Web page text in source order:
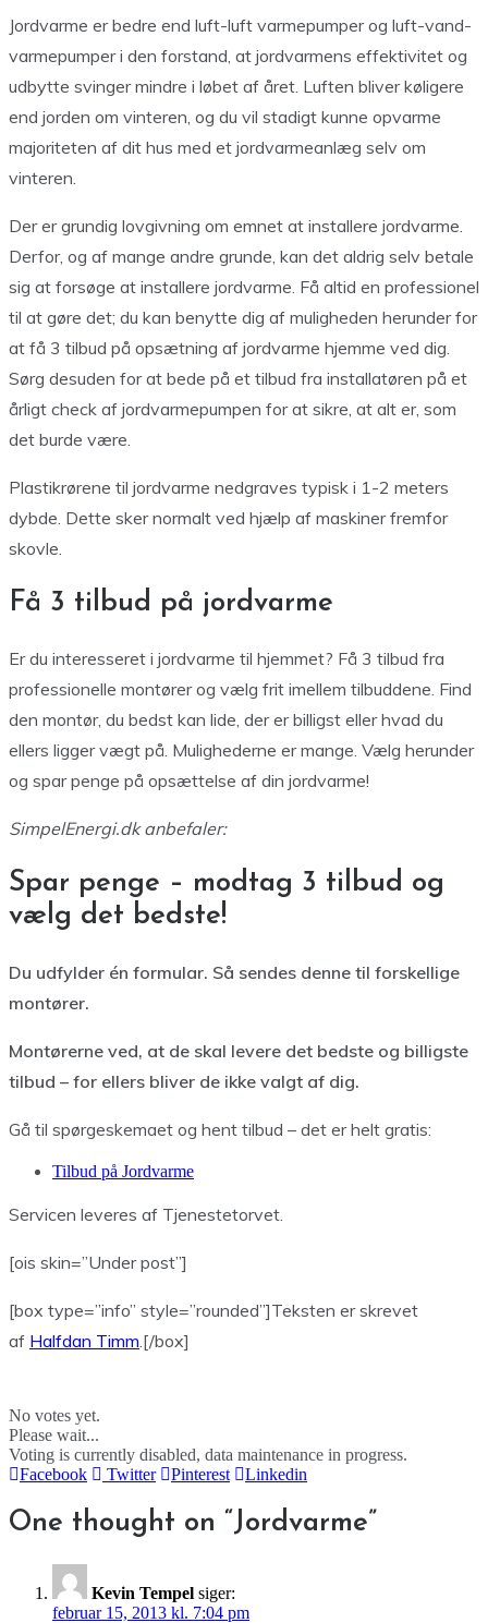
Jordvarme er bedre end luft-luft varmepumper og luft-vand-
varmepumper i den forstand, at jordvarmens effektivitet og
udbytte svinger mindre i løbet af året. Luften bliver køligere
end jorden om vinteren, og du vil stadigt kunne opvarme
majoriteten af dit hus med et jordvarmeanlæg selv om
vinteren.
Der er grundig lovgivning om emnet at installere jordvarme.
Derfor, og af mange andre grunde, kan det aldrig selv betale
sig at forsøge at installere jordvarme. Få altid en professionel
til at gøre det; du kan benytte dig af muligheden herunder for
at få 3 tilbud på opsætning af jordvarme hjemme ved dig.
Sørg desuden for at bede på et tilbud fra installatøren på et
årligt check af jordvarmepumpen for at sikre, at alt er, som
det burde være.
Plastikrørene til jordvarme nedgraves typisk i 1-2 meters
dybde. Dette sker normalt ved hjælp af maskiner fremfor
skovle.
Få 3 tilbud på jordvarme
Er du interesseret i jordvarme til hjemmet? Få 3 tilbud fra
professionelle montører og vælg frit imellem tilbuddene. Find
den montør, du bedst kan lide, der er billigst eller hvad du
ellers ligger vægt på. Mulighederne er mange. Vælg herunder
og spar penge på opsættelse af din jordvarme!
SimpelEnergi.dk anbefaler:
Spar penge – modtag 3 tilbud og
vælg det bedste!
Du udfylder én formular. Så sendes denne til forskellige
montører.
Montørerne ved, at de skal levere det bedste og billigste
tilbud – for ellers bliver de ikke valgt af dig.
Gå til spørgeskemaet og hent tilbud – det er helt gratis:
Tilbud på Jordvarme
Servicen leveres af Tjenestetorvet.
[ois skin=”Under post”]
[box type=”info” style=”rounded”]Teksten er skrevet
af Halfdan Timm .[/box]
No votes yet.
Please wait...
Voting is currently disabled, data maintenance in progress.
Facebook
Twitter Pinterest Linkedin
One thought on “Jordvarme”
Kevin Tempel siger:
februar 15, 2013 kl. 7:04 pm